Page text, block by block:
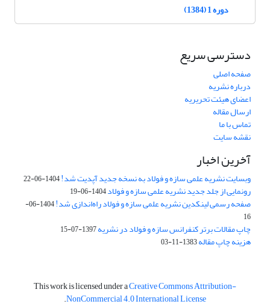
دوره 1 (1384)
دسترسی سریع
صفحه اصلی
درباره نشریه
اعضای هیئت تحریریه
ارسال مقاله
تماس با ما
نقشه سایت
آخرین اخبار
وبسایت نشریه علمی سازه و فولاد به نسخه جدید آپدیت شد!1404-06-22
رونمایی از جلد جدید نشریه علمی سازه و فولاد1404-06-19
صفحه رسمی لینکدین نشریه علمی سازه و فولاد راه‌اندازی شد!
1404-06-
16
چاپ مقالات برتر کنفرانس سازه و فولاد در نشریه1397-07-15
هزینه چاپ مقاله1383-11-03
This work is licensed under aCreative Commons Attribution-
NonCommercial 4.0 International License
.